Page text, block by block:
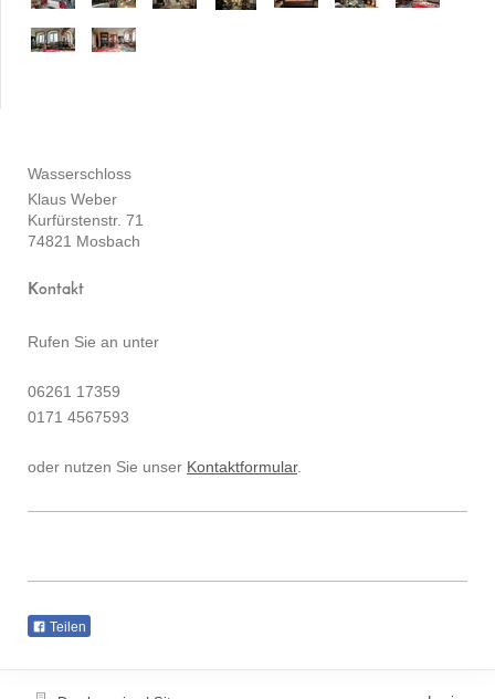
Wasserschloss
Klaus Weber
Kurfürstenstr. 71
74821 Mosbach
Kontakt
Rufen Sie an unter
06261 17359
0171 4567593
oder nutzen Sie unser Kontaktformular.
Teilen